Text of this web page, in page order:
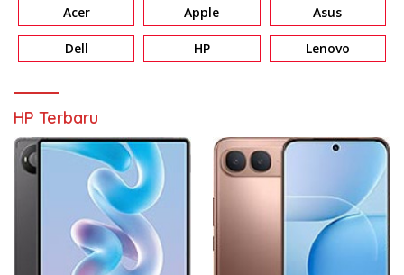
Acer Apple Asus
Dell HP Lenovo
HP Terbaru